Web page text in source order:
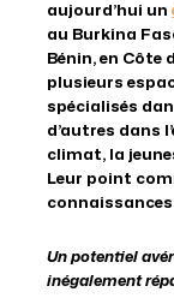
aujourd’hui un
au Burkina
Bénin, en Côte
plusieurs
spécialisés
d’autres dans
climat, la
Leur point
Un potentiel
inégalement